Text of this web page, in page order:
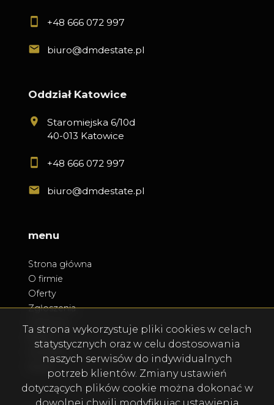
+48 666 072 997
biuro@dmdestate.pl
Oddział Katowice
Staromiejska 6/10d
40-013 Katowice
+48 666 072 997
biuro@dmdestate.pl
menu
Strona główna
O firmie
Oferty
Zgłoszenia
Kontakt
Ta strona wykorzystuje pliki cookies w celach
statystycznych oraz w celu dostosowania
naszych serwisów do indywidualnych
potrzeb klientów. Zmiany ustawień
dotyczących plików cookie można dokonać w
dowolnej chwili modyfikując ustawienia